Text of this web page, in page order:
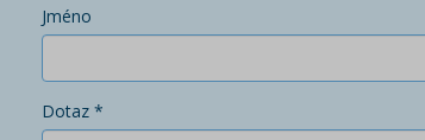
Jméno
Dotaz *